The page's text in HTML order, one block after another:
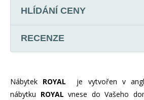
HLÍDÁNÍ CENY
RECENZE
Nábytek ROYAL je vytvořen v
nábytku ROYAL vnese do Vašeho